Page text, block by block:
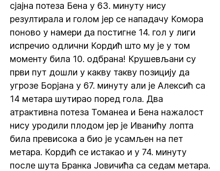
сјајна потеза Бена у 63. минуту нису
резултирала и голом јер се нападачу Комора
поново у намери да постигне 14. гол у лиги
испречио одлични Кордић што му је у том
моменту била 10. одбрана! Крушевљани су
први пут дошли у какву такву позицију да
угрозе Борјана у 67. минуту али је Алексић са
14 метара шутирао поред гола. Два
атрактивна потеза Томанеа и Бена нажалост
нису уродили плодом јер је Иванићу лопта
била превисока а био је усамљен на пет
метара. Кордић се истакао и у 74. минуту
после шута Бранка Јовичића са седам метара.